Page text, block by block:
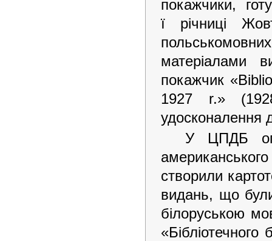
покажчики,
ї річниці
матеріалами
покажчик
1927 r.»
удосконалення
У ЦПДБ
створили
видань, що
білоруською